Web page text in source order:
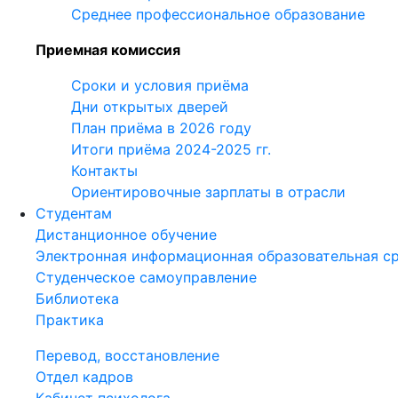
Среднее профессиональное образование
Приемная комиссия
Сроки и условия приёма
Дни открытых дверей
План приёма в 2026 году
Итоги приёма 2024-2025 гг.
Контакты
Ориентировочные зарплаты в отрасли
Студентам
Дистанционное обучение
Электронная информационная образовательная
Студенческое самоуправление
Библиотека
Практика
Перевод, восстановление
Отдел кадров